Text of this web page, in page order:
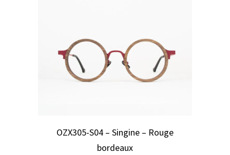
OZX305-S04 – Singine – Rouge
bordeaux